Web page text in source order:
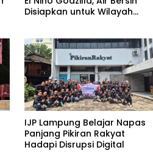
Disiapkan untuk Wilayah
IJP Lampung Belajar Napas
Panjang Pikiran Rakyat
Hadapi Disrupsi Digital